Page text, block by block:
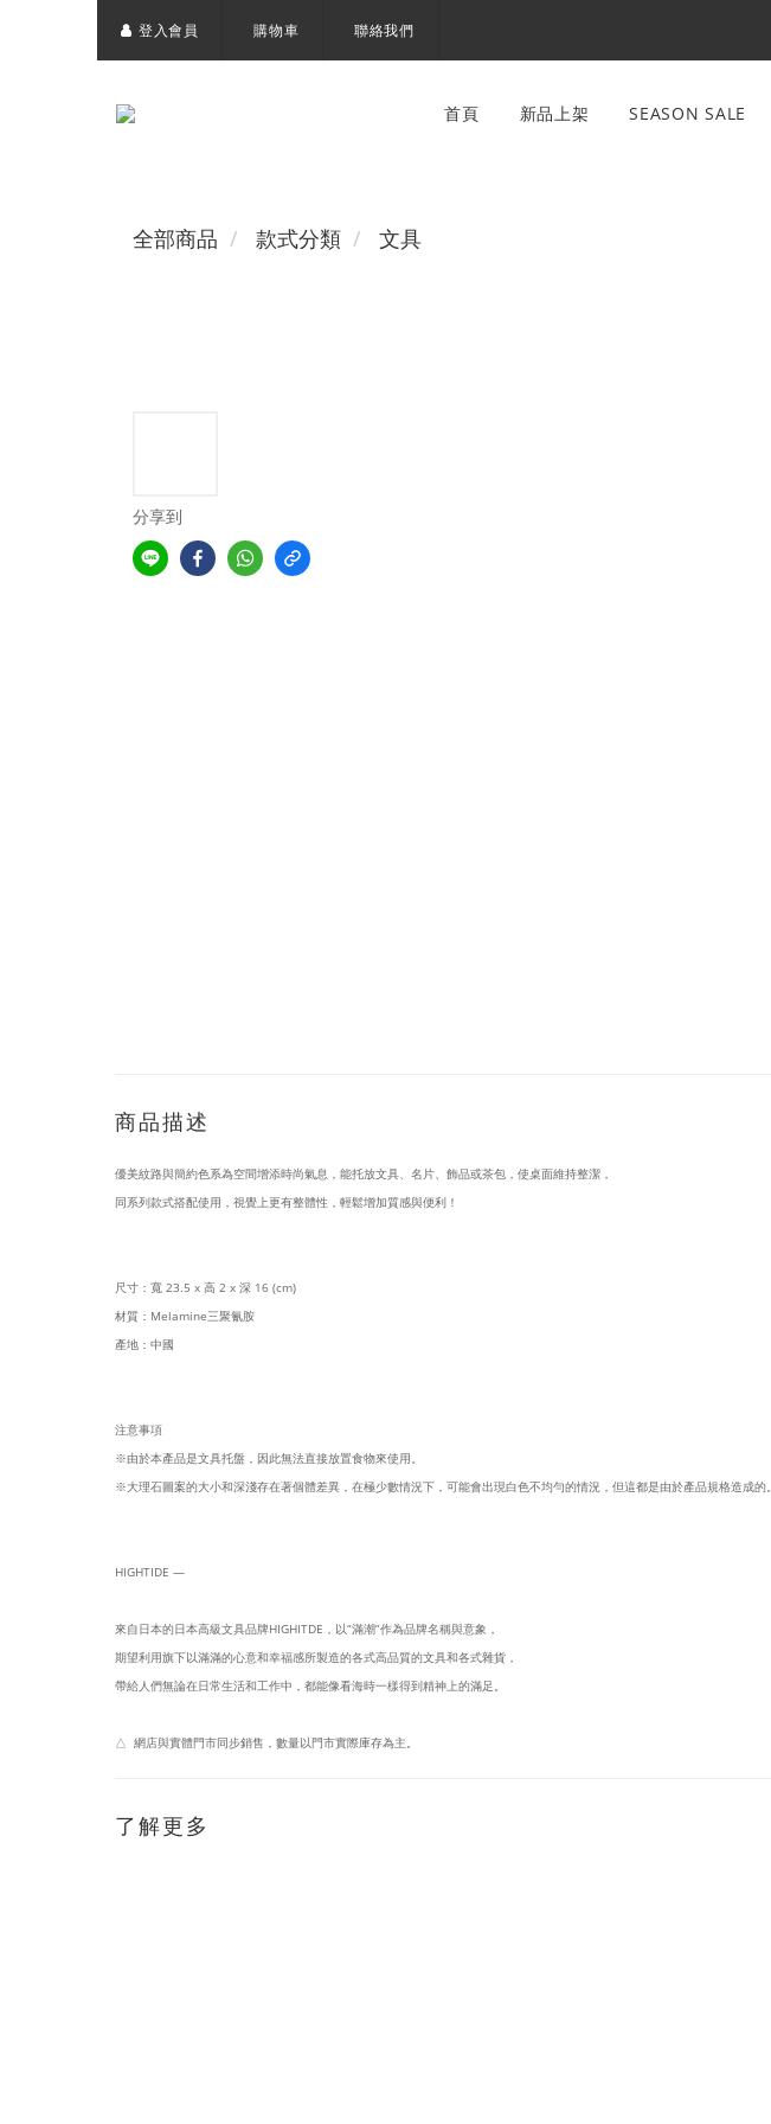
登入會員 購物車 聯絡我們
首頁 新品上架 SEASON SALE
全部商品 款式分類 文具
分享到
商品描述
優美紋路與簡約色系為空間增添時尚氣息，能托放文具、名片、飾品或茶包，使桌面維持整潔，
同系列款式搭配使用，視覺上更有整體性，輕鬆增加質感與便利！
尺寸：寬 23.5 x 高 2 x 深 16 (cm)
材質：Melamine三聚氰胺
產地：中國
注意事項
※由於本產品是文具托盤，因此無法直接放置食物來使用。
※大理石圖案的大小和深淺存在著個體差異，在極少數情況下，可能會出現白色不均勻的情況，但這都是由於產品規格造成的。
HIGHTIDE —
來自日本的日本高級文具品牌HIGHITDE，以“滿潮”作為品牌名稱與意象，
期望利用旗下以滿滿的心意和幸福感所製造的各式高品質的文具和各式雜貨，
帶給人們無論在日常生活和工作中，都能像看海時一樣得到精神上的滿足。
△ 網店與實體門市同步銷售，數量以門市實際庫存為主。
了解更多